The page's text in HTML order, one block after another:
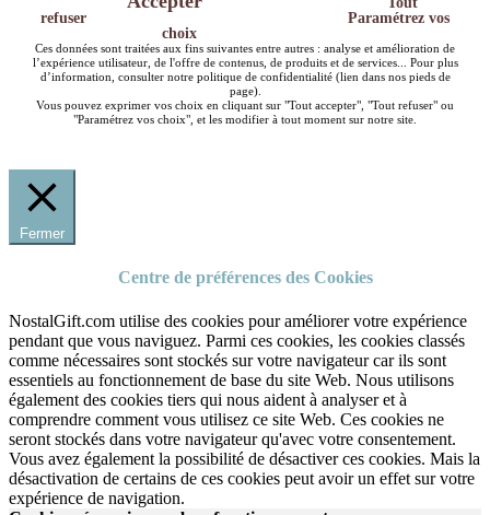
refuser
Paramétrez vos
choix
Ces données sont traitées aux fins suivantes entre autres : analyse et amélioration de
l’expérience utilisateur, de l'offre de contenus, de produits et de services... Pour plus
d’information, consulter notre politique de confidentialité (lien dans nos pieds de
page).
Vous pouvez exprimer vos choix en cliquant sur "Tout accepter", "Tout refuser" ou
"Paramétrez vos choix", et les modifier à tout moment sur notre site.
Fermer
Centre de préférences des Cookies
NostalGift.com utilise des cookies pour améliorer votre expérience
pendant que vous naviguez. Parmi ces cookies, les cookies classés
comme nécessaires sont stockés sur votre navigateur car ils sont
essentiels au fonctionnement de base du site Web. Nous utilisons
également des cookies tiers qui nous aident à analyser et à
comprendre comment vous utilisez ce site Web. Ces cookies ne
seront stockés dans votre navigateur qu'avec votre consentement.
Vous avez également la possibilité de désactiver ces cookies. Mais la
désactivation de certains de ces cookies peut avoir un effet sur votre
expérience de navigation.